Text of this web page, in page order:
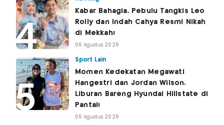
Kabar Bahagia, Pebulu Tangkis Leo
Rolly dan Indah Cahya Resmi Nikah
di Mekkah!
06 Agustus 2026
Sport Lain
Momen Kedekatan Megawati
Hangestri dan Jordan Wilson,
Liburan Bareng Hyundai Hillstate di
Pantai!
05 Agustus 2026